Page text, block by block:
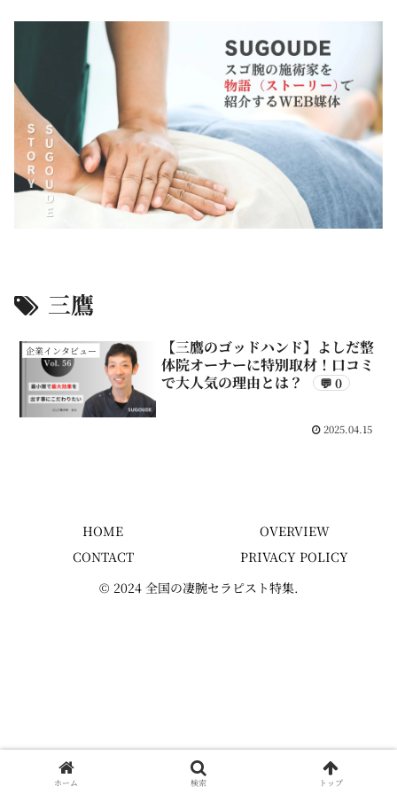
三鷹
企業インタビュー
【三鷹のゴッドハンド】よしだ整
体院オーナーに特別取材！口コミ
で大人気の理由とは？
💬 0
2025.04.15
HOME
OVERVIEW
CONTACT
PRIVACY POLICY
© 2024 全国の凄腕セラピスト特集.
ホーム 検索 トップ